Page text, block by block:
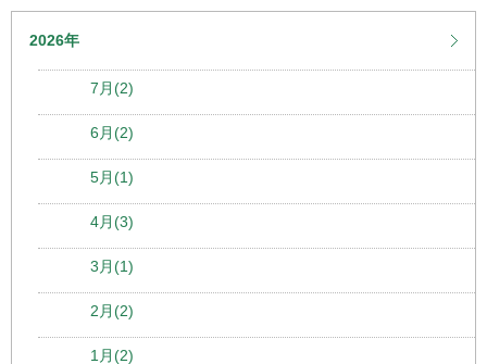
2026年
7月(2)
6月(2)
5月(1)
4月(3)
3月(1)
2月(2)
1月(2)